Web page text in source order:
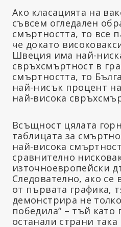
Ако класацията на
съвсем огледален
смъртността, то все
че докато
Швеция има най-
свръхсмъртност в
смъртността, то
най-нисък процент
най-висока
Всъщност цялата
таблицата за
най-висока
сравнително
източноевропейски
Следователно, ако се
от първата графика,
демонстрира не
победила“ – тъй като
останали страни